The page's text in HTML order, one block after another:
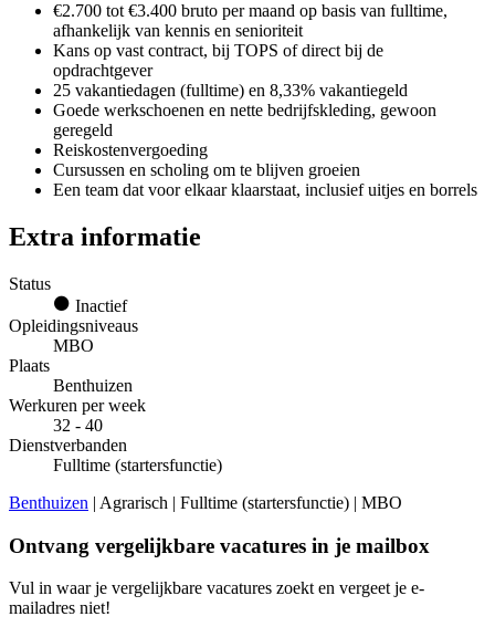
€2.700 tot €3.400 bruto per maand op basis van fulltime,
afhankelijk van kennis en senioriteit
Kans op vast contract, bij TOPS of direct bij de
opdrachtgever
25 vakantiedagen (fulltime) en 8,33% vakantiegeld
Goede werkschoenen en nette bedrijfskleding, gewoon
geregeld
Reiskostenvergoeding
Cursussen en scholing om te blijven groeien
Een team dat voor elkaar klaarstaat, inclusief uitjes en borrels
Extra informatie
Status
Inactief
Opleidingsniveaus
MBO
Plaats
Benthuizen
Werkuren per week
32 - 40
Dienstverbanden
Fulltime (startersfunctie)
Benthuizen | Agrarisch | Fulltime (startersfunctie) | MBO
Ontvang vergelijkbare vacatures in je mailbox
Vul in waar je vergelijkbare vacatures zoekt en vergeet je e-
mailadres niet!